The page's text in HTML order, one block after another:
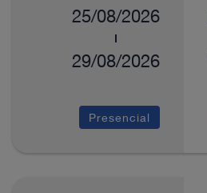
25/08/2026
29/08/2026
Presencial